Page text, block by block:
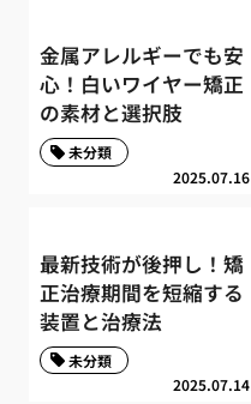
金属アレルギーでも安
心！白いワイヤー矯正
の素材と選択肢
2025.07.16
未分類
最新技術が後押し！矯
正治療期間を短縮する
装置と治療法
2025.07.14
未分類